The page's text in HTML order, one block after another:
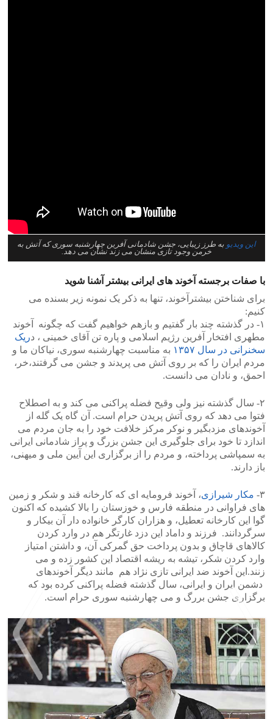
این ویدیو به طرز زیبایی، جشن شادمانی آفرین چهارشنبه سوری که آتش به
خرمن وجود تازی منشان می زند نشان می دهد.
با صفات برجسته آخوند های ایرانی بیشتر آشنا شوید
برای شناختن بیشترآخوند، تنها به ذکر یک نمونه زیر بسنده می
کنیم:
۱- در گذشته چند بار گفتیم و بازهم خواهیم گفت که چگونه آخوند
مطهری افتخار آفرین رژیم اسلامی و پاره تن آقای خمینی ، دریک
سخنرانی در سال ۱۳۵۷
به مناسبت چهارشنبه سوری، نیاکان ما و
مردم ایران را که بر روی آتش می پریدند و جشن می گرفتند،خر،
احمق، و نادان می دانست.
۲- سال گذشته نیز ولی وقیح فضله پراکنی می کند و به اصطلاح
فتوا می دهد که روی آتش پریدن حرام است. آن گاه یک گله از
آخوندهای مزدبگیر و نوکر مرکز خلافت خود را به جان مردم می
اندازد تا خود برای جلوگیری این جشن بزرگ و پراز شادمانی ایرانی
به سمپاشی پرداخته، و مردم را از برگزاری این آیین ملی و میهنی،
باز دارند.
۳- مکار شیرازی، آخوند فرومایه ای که کارخانه قند و شکر و زمین
های فراوانی در منطقه فارس و خوزستان را بالا کشیده که اکنون
گوا این کارخانه تعطیل، و هزاران کارگر خانواده دار آن بیکار و
سرگردانند. فرزند و داماد این دزد غارتگر هم در وارد کردن
کالاهای قاچاق و بدون پرداخت حق گمرکی آن، و داشتن امتیاز
وارد کردن شکر، تیشه به ریشه اقتصاد این کشور زده و می
زنند.این آخوند ضد ایرانی تازی نژاد هم مانند دیگر آخوندهای
دشمن ایران و ایرانی، سال گذشته فضله پراکنی کرده بود که
برگزاری جشن بررگ و می چهارشنبه سوری حرام است.
<